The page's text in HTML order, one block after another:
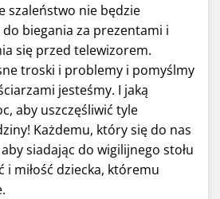
szaleństwo nie będzie
biegania za prezentami i
się przed telewizorem.
troski i problemy i pomyślmy
jesteśmy. I jaką
aby uszczęśliwić tyle
Każdemu, który się do nas
siadając do wigilijnego stołu
i miłość dziecka, któremu